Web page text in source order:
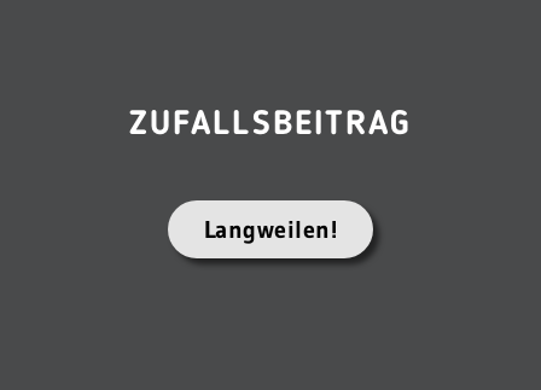
ZUFALLSBEITRAG
Langweilen!